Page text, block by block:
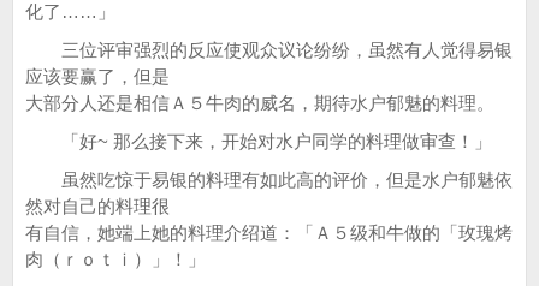
化了……」
三位评审强烈的反应使观众议论纷纷，虽然有人觉得易银
应该要赢了，但是
大部分人还是相信Ａ５牛肉的威名，期待水户郁魅的料理。
「好~ 那么接下来，开始对水户同学的料理做审查！」
虽然吃惊于易银的料理有如此高的评价，但是水户郁魅依
然对自己的料理很
有自信，她端上她的料理介绍道：「Ａ５级和牛做的「玫瑰烤
肉（ｒｏｔｉ）」！」